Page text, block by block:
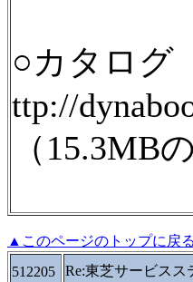
○カタログ
ttp://
（15.3MB
▲このページのトップに戻る
512205
Re:東芝サービス